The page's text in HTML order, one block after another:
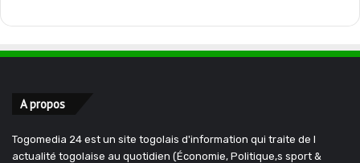
A propos
Togomedia 24 est un site togolais d'information qui traite de l
actualité togolaise au quotidien (Économie, Politique,s sport &